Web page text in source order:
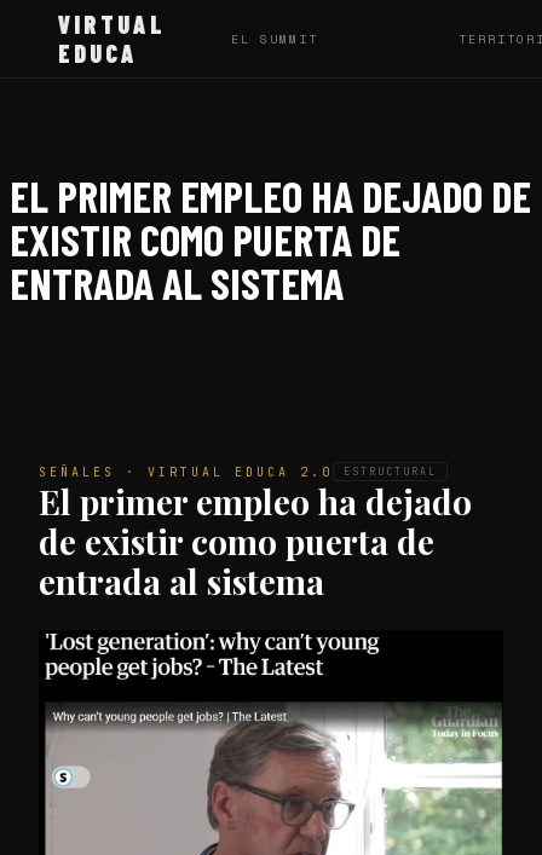
VIRTUAL
EDUCA
EL SUMMIT
EL PRIMER EMPLEO HA DEJADO DE
EXISTIR COMO PUERTA DE
ENTRADA AL SISTEMA
SEÑALES · VIRTUAL EDUCA 2.0 ESTRUCTURAL
El primer empleo ha dejado
de existir como puerta de
entrada al sistema